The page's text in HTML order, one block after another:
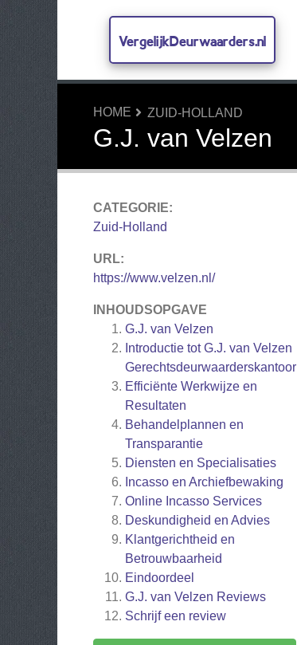
VergelijkDeurwaarders.nl
HOME ZUID-HOLLAND
G.J. van Velzen
CATEGORIE:
Zuid-Holland
URL:
https://www.velzen.nl/
INHOUDSOPGAVE
G.J. van Velzen
Introductie tot G.J. van Velzen
Gerechtsdeurwaarderskantoor
Efficiënte Werkwijze en
Resultaten
Behandelplannen en
Transparantie
Diensten en Specialisaties
Incasso en Archiefbewaking
Online Incasso Services
Deskundigheid en Advies
Klantgerichtheid en
Betrouwbaarheid
Eindoordeel
G.J. van Velzen Reviews
Schrijf een review